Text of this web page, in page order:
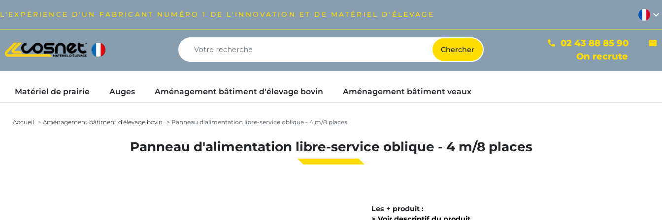
L'EXPÉRIENCE D’UN FABRICANT NUMÉRO 1 DE L'INNOVATION ET DE MATÉRIEL D'ÉLEVAGE expand_more
phone 02 43 88 85 90 mail
On recrute
Matériel de prairie Auges Aménagement bâtiment d'élevage bovin Aménagement bâtiment veaux
Accueil Aménagement bâtiment d'élevage bovin Panneau d'alimentation libre-service oblique - 4 m/8 places
Panneau d'alimentation libre-service oblique - 4 m/8 places
Les + produit :